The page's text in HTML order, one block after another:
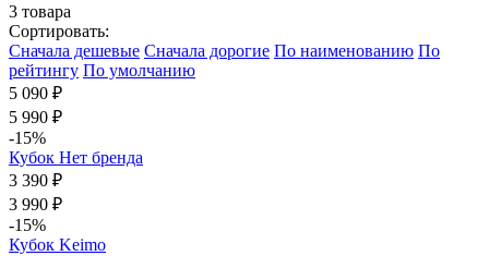
3 товара
Сортировать:
Cначала дешевые Cначала дорогие По наименованию По
рейтингу По умолчанию
5 090 ₽
5 990 ₽
-15%
Кубок Нет бренда
3 390 ₽
3 990 ₽
-15%
Кубок Keimo